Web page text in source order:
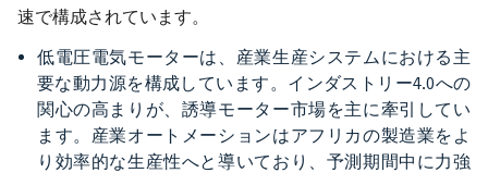
速で構成されています。
低電圧電気モーターは、産業生産システムにおける主
要な動力源を構成しています。インダストリー4.0への
関心の高まりが、誘導モーター市場を主に牽引してい
ます。産業オートメーションはアフリカの製造業をよ
り効率的な生産性へと導いており、予測期間中に力強